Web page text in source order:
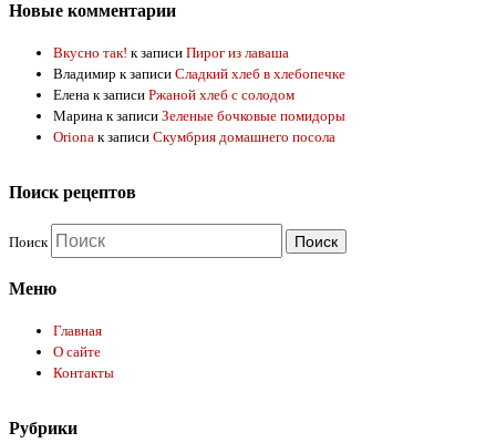
Новые комментарии
Вкусно так! к записи Пирог из лаваша
Владимир к записи Сладкий хлеб в хлебопечке
Елена к записи Ржаной хлеб с солодом
Марина к записи Зеленые бочковые помидоры
Oriona к записи Скумбрия домашнего посола
Поиск рецептов
Поиск
Меню
Главная
О сайте
Контакты
Рубрики